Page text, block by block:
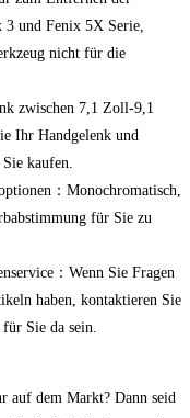
3 und Fenix 5X Serie,
nicht für die
zwischen 7,1 Zoll-9,1
Ihr Handgelenk und
kaufen.
：Monochromatisch,
für Sie zu
：Wenn Sie Fragen
haben, kontaktieren Sie
Sie da sein.
auf ⁢dem Markt?​ Dann seid